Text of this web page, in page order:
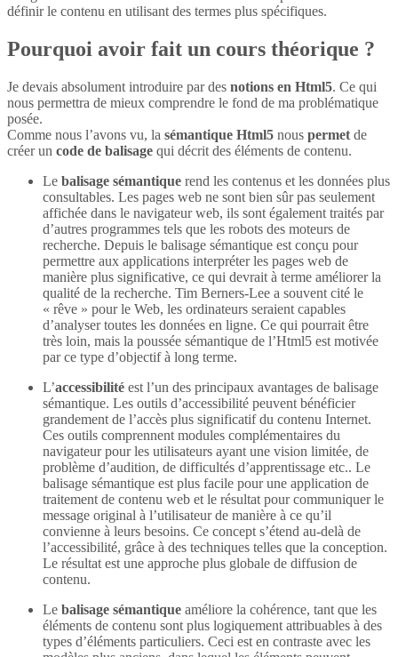
définir le contenu en utilisant des termes plus spécifiques.
Pourquoi avoir fait un cours théorique ?
Je devais absolument introduire par des notions en Html5. Ce qui
nous permettra de mieux comprendre le fond de ma problématique
posée.
Comme nous l’avons vu, la sémantique Html5 nous permet de
créer un code de balisage qui décrit des éléments de contenu.
Le balisage sémantique rend les contenus et les données plus
consultables. Les pages web ne sont bien sûr pas seulement
affichée dans le navigateur web, ils sont également traités par
d’autres programmes tels que les robots des moteurs de
recherche. Depuis le balisage sémantique est conçu pour
permettre aux applications interpréter les pages web de
manière plus significative, ce qui devrait à terme améliorer la
qualité de la recherche. Tim Berners-Lee a souvent cité le
« rêve » pour le Web, les ordinateurs seraient capables
d’analyser toutes les données en ligne. Ce qui pourrait être
très loin, mais la poussée sémantique de l’Html5 est motivée
par ce type d’objectif à long terme.
L’accessibilité est l’un des principaux avantages de balisage
sémantique. Les outils d’accessibilité peuvent bénéficier
grandement de l’accès plus significatif du contenu Internet.
Ces outils comprennent modules complémentaires du
navigateur pour les utilisateurs ayant une vision limitée, de
problème d’audition, de difficultés d’apprentissage etc.. Le
balisage sémantique est plus facile pour une application de
traitement de contenu web et le résultat pour communiquer le
message original à l’utilisateur de manière à ce qu’il
convienne à leurs besoins. Ce concept s’étend au-delà de
l’accessibilité, grâce à des techniques telles que la conception.
Le résultat est une approche plus globale de diffusion de
contenu.
Le balisage sémantique améliore la cohérence, tant que les
éléments de contenu sont plus logiquement attribuables à des
types d’éléments particuliers. Ceci est en contraste avec les